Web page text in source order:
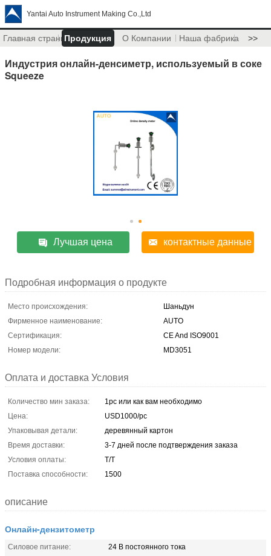
Yantai Auto Instrument Making Co.,Ltd
Главная страницаПродукция О Компании Наша фабрика >>
Индустрия онлайн-денсиметр, используемый в соке
Squeeze
Лучшая цена контактные данные
Подробная информация о продукте
Место происхождения:
Шаньдун
Фирменное наименование:
AUTO
Сертификация:
CE And ISO9001
Номер модели:
MD3051
Оплата и доставка Условия
Количество мин заказа:
1pc или как вам необходимо
Цена:
USD1000/pc
Упаковывая детали:
деревянный картон
Время доставки:
3-7 дней после подтверждения заказа
Условия оплаты:
T/T
Поставка способности:
1500
описание
Онлайн-дензитометр
Силовое питание:
24 В постоянного тока